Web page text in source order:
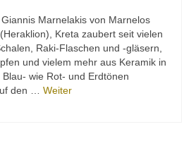
Marnelakis von Marnelos
Kreta zaubert seit vielen
Raki-Flaschen und -gläsern,
und vielem mehr aus Keramik in
wie Rot- und Erdtönen
den … Weiter